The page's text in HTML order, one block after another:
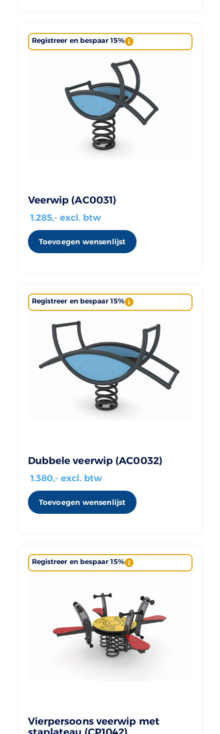
Registreer en bespaar 15%
Veerwip (AC0031)
1.285,- excl. btw
Toevoegen wensenlijst
Registreer en bespaar 15%
Dubbele veerwip (AC0032)
1.380,- excl. btw
Toevoegen wensenlijst
Registreer en bespaar 15%
Vierpersoons veerwip met